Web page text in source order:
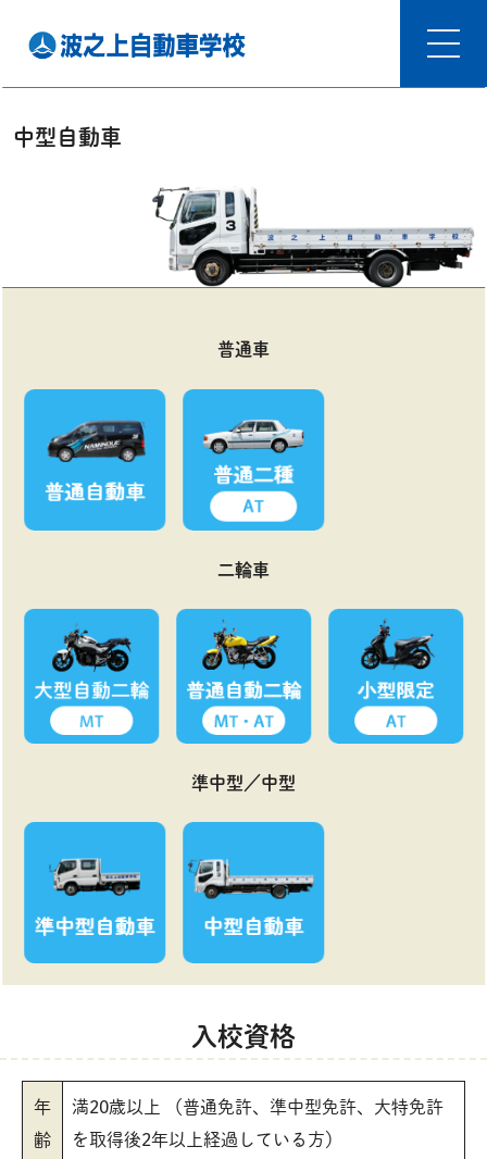
中型自動車
普通車
二輪車
準中型／中型
入校資格
年
齢
満20歳以上 （普通免許、準中型免許、大特免許
を取得後2年以上経過している方）